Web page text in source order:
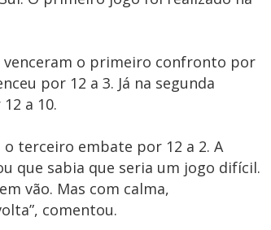
venceram o primeiro confronto por
por 12 a 3. Já na segunda
a 10.
o terceiro embate por 12 a 2. A
que sabia que seria um jogo difícil.
vão. Mas com calma,
comentou.